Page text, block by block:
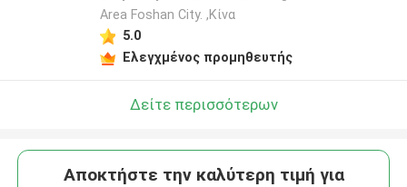
Area Foshan City. ,Κίνα
5.0
Ελεγχμένος προμηθευτής
Δείτε περισσότερων
Αποκτήστε την καλύτερη τιμή για